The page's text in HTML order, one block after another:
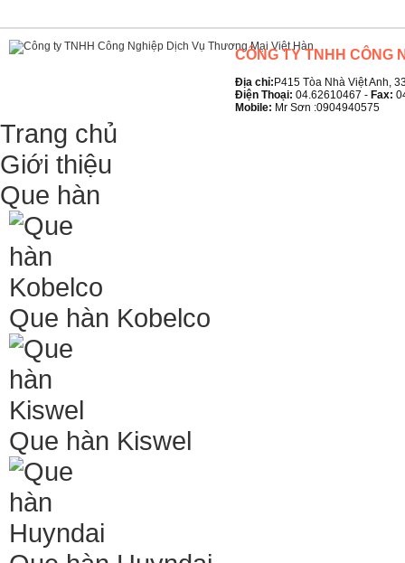
CÔNG TY TNHH CÔNG
Địa chỉ: P415 Tòa Nhà Việt Anh,
Điện Thoại: 04.62610467 - Fax:
Mobile: Mr Sơn :0904940575
Trang chủ
Giới thiệu
Que hàn
Que hàn Kobelco
Que hàn Kiswel